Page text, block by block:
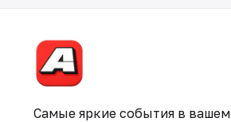
Самые яркие события в